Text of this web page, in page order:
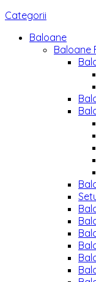
Categorii
Baloane
Baloane